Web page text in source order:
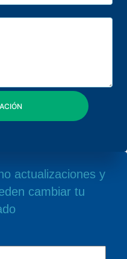
actualizaciones y
cambiar tu